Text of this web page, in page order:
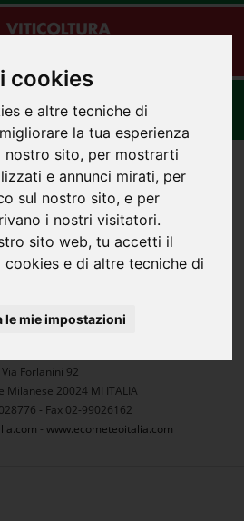
cookies
e altre tecniche di
la tua esperienza
nostro sito, per mostrarti
e annunci mirati, per
sul nostro sito, e per
i nostri visitatori.
sito web, tu accetti il
e di altre tecniche di
le mie impostazioni
Via Forlanini 92
Milanese 20024 MI ITALIA
- Fax 02-99026162
- www.ecometeoitalia.com